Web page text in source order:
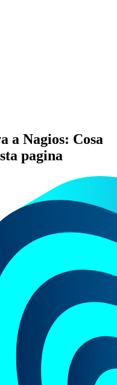
a Nagios: Cosa
pagina